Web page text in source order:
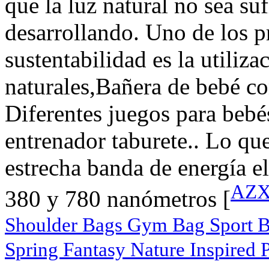
que la luz natural no sea
desarrollando. Uno de los
sustentabilidad es la
naturales,Bañera de bebé
Diferentes juegos para
entrenador taburete.. Lo
estrecha banda de energía
380 y 780 nanómetros [
Shoulder Bags Gym Bag Sport
Spring Fantasy Nature Inspired